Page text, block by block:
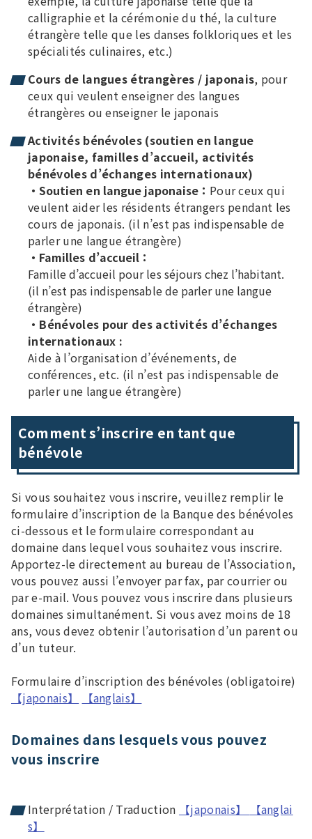
calligraphie et la cérémonie du thé, la culture
étrangère telle que les danses folkloriques et les
spécialités culinaires, etc.)
Cours de langues étrangères / japonais, pour
ceux qui veulent enseigner des langues
étrangères ou enseigner le japonais
Activités bénévoles (soutien en langue
japonaise, familles d’accueil, activités
bénévoles d’échanges internationaux)
・Soutien en langue japonaise： Pour ceux qui
veulent aider les résidents étrangers pendant les
cours de japonais. (il n’est pas indispensable de
parler une langue étrangère)
・ Familles d’accueil：
Famille d’accueil pour les séjours chez l’habitant.
(il n’est pas indispensable de parler une langue
étrangère)
・Bénévoles pour des activités d’échanges
internationaux :
Aide à l’organisation d’événements, de
conférences, etc. (il n’est pas indispensable de
parler une langue étrangère)
Comment s’inscrire en tant que
bénévole
Si vous souhaitez vous inscrire, veuillez remplir le
formulaire d’inscription de la Banque des bénévoles
ci-dessous et le formulaire correspondant au
domaine dans lequel vous souhaitez vous inscrire.
Apportez-le directement au bureau de l’Association,
vous pouvez aussi l’envoyer par fax, par courrier ou
par e-mail. Vous pouvez vous inscrire dans plusieurs
domaines simultanément. Si vous avez moins de 18
ans, vous devez obtenir l’autorisation d’un parent ou
d’un tuteur.
Formulaire d’inscription des bénévoles (obligatoire)
【japonais】
【anglais】
Domaines dans lesquels vous pouvez
vous inscrire
Interprétation / Traduction 【japonais】
【anglai
s】